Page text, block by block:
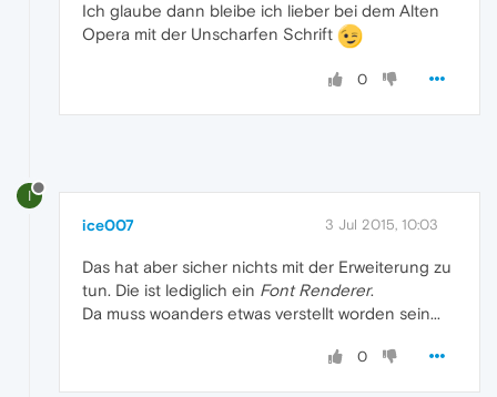
Ich glaube dann bleibe ich lieber bei dem Alten
Opera mit der Unscharfen Schrift
0
I
ice007 3 Jul 2015, 10:03
Das hat aber sicher nichts mit der Erweiterung zu
tun. Die ist lediglich ein Font Renderer.
Da muss woanders etwas verstellt worden sein...
0